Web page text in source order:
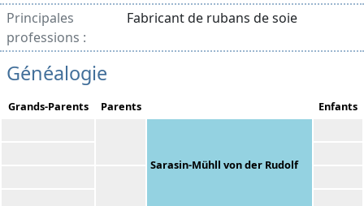
Principales
professions :
Fabricant de rubans de soie
Généalogie
Grands-Parents Parents Enfants
Sarasin-Mühll von der Rudolf